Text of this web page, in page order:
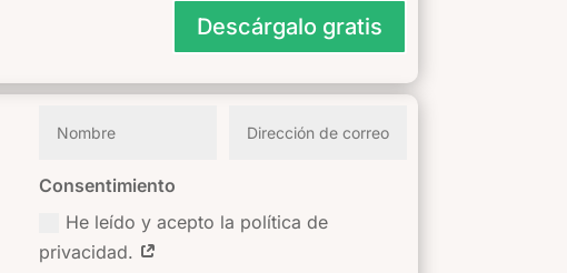
Descárgalo gratis
Consentimiento
He leído y acepto la política de
privacidad.